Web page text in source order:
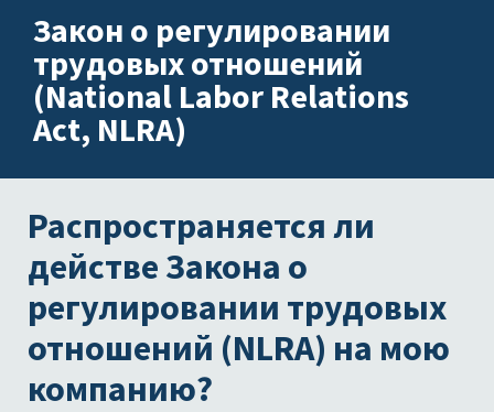
Закон о регулировании
трудовых отношений
(National Labor Relations
Act, NLRA)
Распространяется ли
действе Закона о
регулировании трудовых
отношений (NLRA) на мою
компанию?